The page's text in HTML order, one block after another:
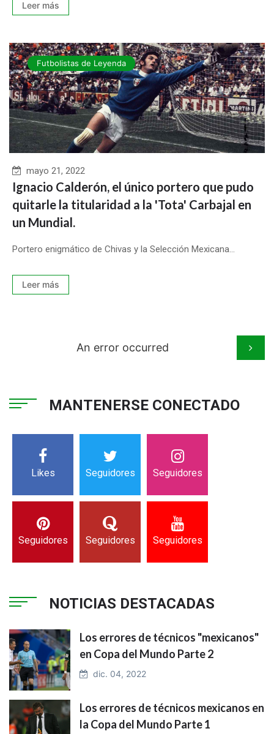
Leer más
Futbolistas de Leyenda
mayo 21, 2022
Ignacio Calderón, el único portero que pudo
quitarle la titularidad a la 'Tota' Carbajal en
un Mundial.
Portero enigmático de Chivas y la Selección Mexicana...
Leer más
An error occurred
MANTENERSE CONECTADO
Likes Seguidores Seguidores
Seguidores Seguidores Seguidores
NOTICIAS DESTACADAS
Los errores de técnicos "mexicanos"
en Copa del Mundo Parte 2
dic. 04, 2022
Los errores de técnicos mexicanos en
la Copa del Mundo Parte 1